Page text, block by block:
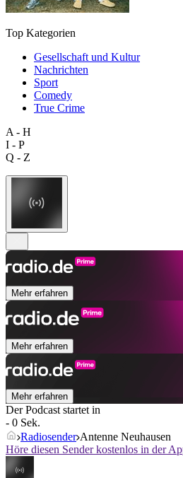
Top Kategorien
Gesellschaft und Kultur
Nachrichten
Sport
Comedy
True Crime
A - H
I - P
Q - Z
Mehr erfahren
Mehr erfahren
Mehr erfahren
Der Podcast startet in
- 0 Sek.
Radiosender Antenne Neuhausen
Höre diesen Sender kostenlos in der